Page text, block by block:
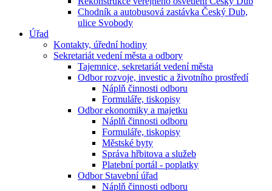
Chodník a autobusová zastávka Český Dub,
ulice Svobody
Úřad
Kontakty, úřední hodiny
Sekretariát vedení města a odbory
Tajemnice, sekretariát vedení města
Odbor rozvoje, investic a životního prostředí
Náplň činnosti odboru
Formuláře, tiskopisy
Odbor ekonomiky a majetku
Náplň činnosti odboru
Formuláře, tiskopisy
Městské byty
Správa hřbitova a služeb
Platební portál - poplatky
Odbor Stavební úřad
Náplň činnosti odboru